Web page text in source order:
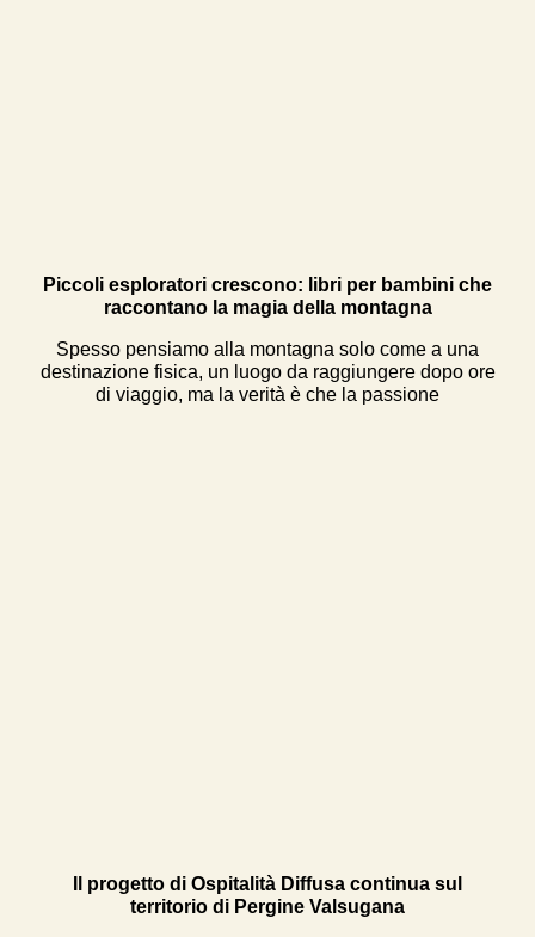
Piccoli esploratori crescono: libri per bambini che
raccontano la magia della montagna
Spesso pensiamo alla montagna solo come a una
destinazione fisica, un luogo da raggiungere dopo ore
di viaggio, ma la verità è che la passione
Il progetto di Ospitalità Diffusa continua sul
territorio di Pergine Valsugana